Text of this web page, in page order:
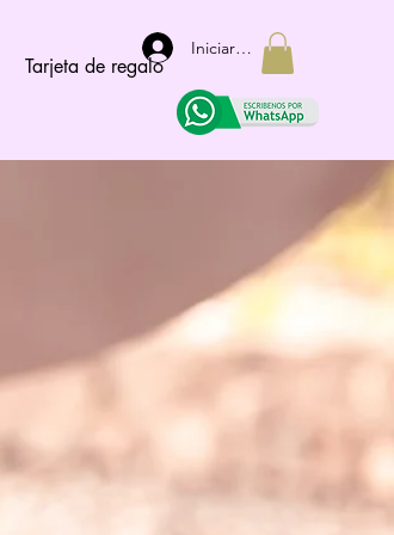
Iniciar sesión
Tarjeta de regalo